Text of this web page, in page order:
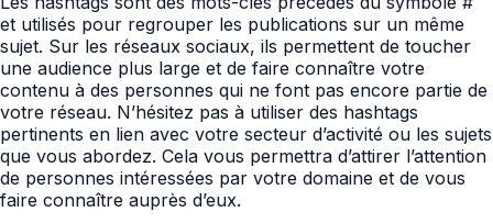
et utilisés pour regrouper les publications sur un même
sujet. Sur les réseaux sociaux, ils permettent de toucher
une audience plus large et de faire connaître votre
contenu à des personnes qui ne font pas encore partie de
votre réseau. N’hésitez pas à utiliser des hashtags
pertinents en lien avec votre secteur d’activité ou les sujets
que vous abordez. Cela vous permettra d’attirer l’attention
de personnes intéressées par votre domaine et de vous
faire connaître auprès d’eux.